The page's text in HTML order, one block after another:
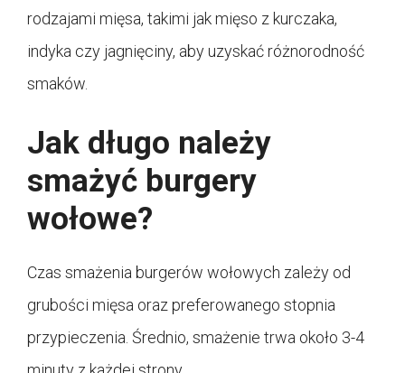
rodzajami mięsa, takimi jak mięso z kurczaka,
indyka czy jagnięciny, aby uzyskać różnorodność
smaków.
Jak długo należy
smażyć burgery
wołowe?
Czas smażenia burgerów wołowych zależy od
grubości mięsa oraz preferowanego stopnia
przypieczenia. Średnio, smażenie trwa około 3-4